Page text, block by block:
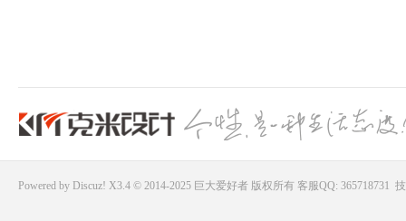
Powered by Discuz! X3.4 © 2014-2025 巨大爱好者版权所有 客服QQ: 365718731